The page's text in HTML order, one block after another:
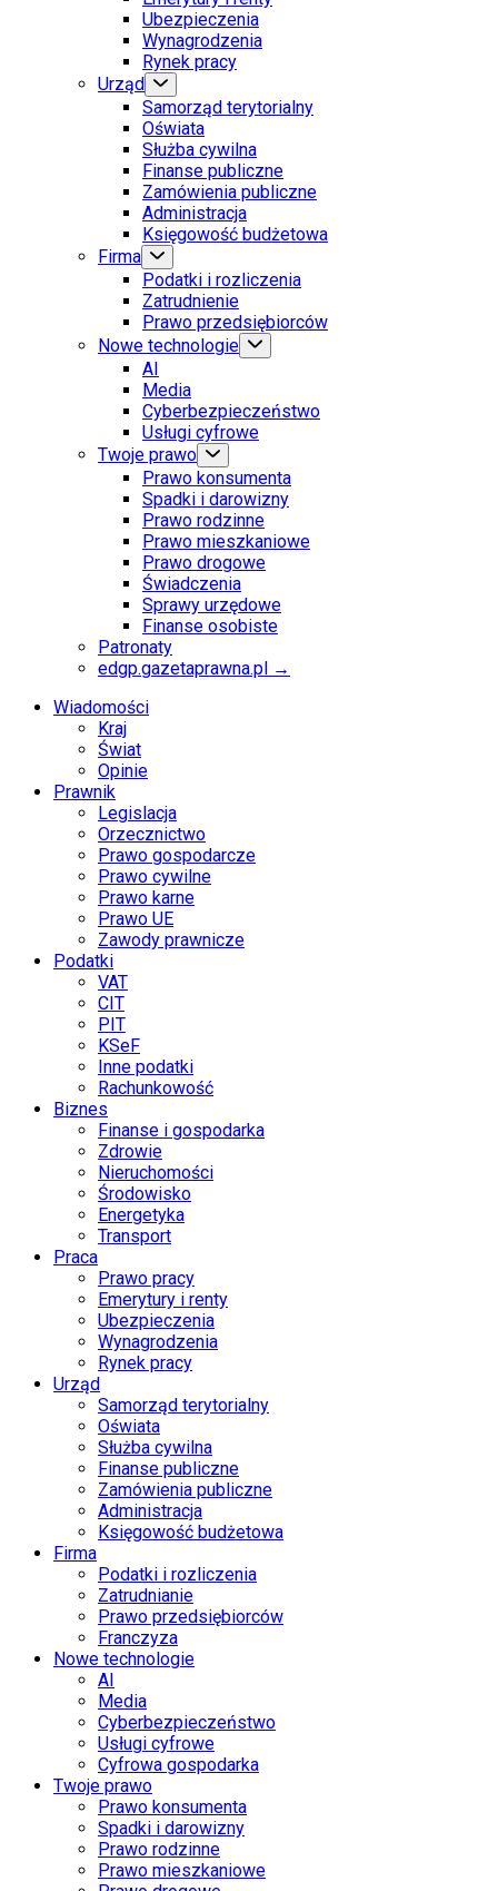
Ubezpieczenia
Wynagrodzenia
Rynek pracy
Urząd
Samorząd terytorialny
Oświata
Służba cywilna
Finanse publiczne
Zamówienia publiczne
Administracja
Księgowość budżetowa
Firma
Podatki i rozliczenia
Zatrudnienie
Prawo przedsiębiorców
Nowe technologie
AI
Media
Cyberbezpieczeństwo
Usługi cyfrowe
Twoje prawo
Prawo konsumenta
Spadki i darowizny
Prawo rodzinne
Prawo mieszkaniowe
Prawo drogowe
Świadczenia
Sprawy urzędowe
Finanse osobiste
Patronaty
edgp.gazetaprawna.pl →
Wiadomości
Kraj
Świat
Opinie
Prawnik
Legislacja
Orzecznictwo
Prawo gospodarcze
Prawo cywilne
Prawo karne
Prawo UE
Zawody prawnicze
Podatki
VAT
CIT
PIT
KSeF
Inne podatki
Rachunkowość
Biznes
Finanse i gospodarka
Zdrowie
Nieruchomości
Środowisko
Energetyka
Transport
Praca
Prawo pracy
Emerytury i renty
Ubezpieczenia
Wynagrodzenia
Rynek pracy
Urząd
Samorząd terytorialny
Oświata
Służba cywilna
Finanse publiczne
Zamówienia publiczne
Administracja
Księgowość budżetowa
Firma
Podatki i rozliczenia
Zatrudnianie
Prawo przedsiębiorców
Franczyza
Nowe technologie
AI
Media
Cyberbezpieczeństwo
Usługi cyfrowe
Cyfrowa gospodarka
Twoje prawo
Prawo konsumenta
Spadki i darowizny
Prawo rodzinne
Prawo mieszkaniowe